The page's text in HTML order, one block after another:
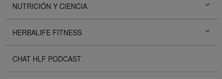
NUTRICIÓN Y CIENCIA
HERBALIFE FITNESS
CHAT HLF PODCAST